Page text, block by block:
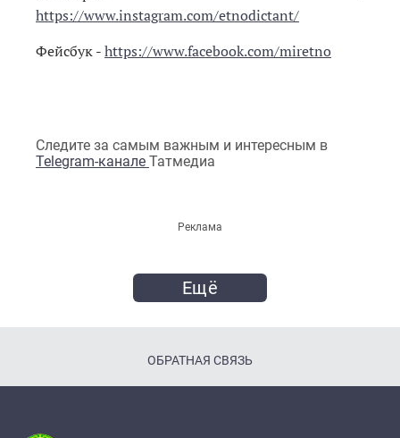
https://www.instagram.com/etnodictant/
Фейсбук -https://www.facebook.com/miretno
Следите за самым важным и интересным в
Telegram-канале Татмедиа
Реклама
Ещё
ОБРАТНАЯ СВЯЗЬ